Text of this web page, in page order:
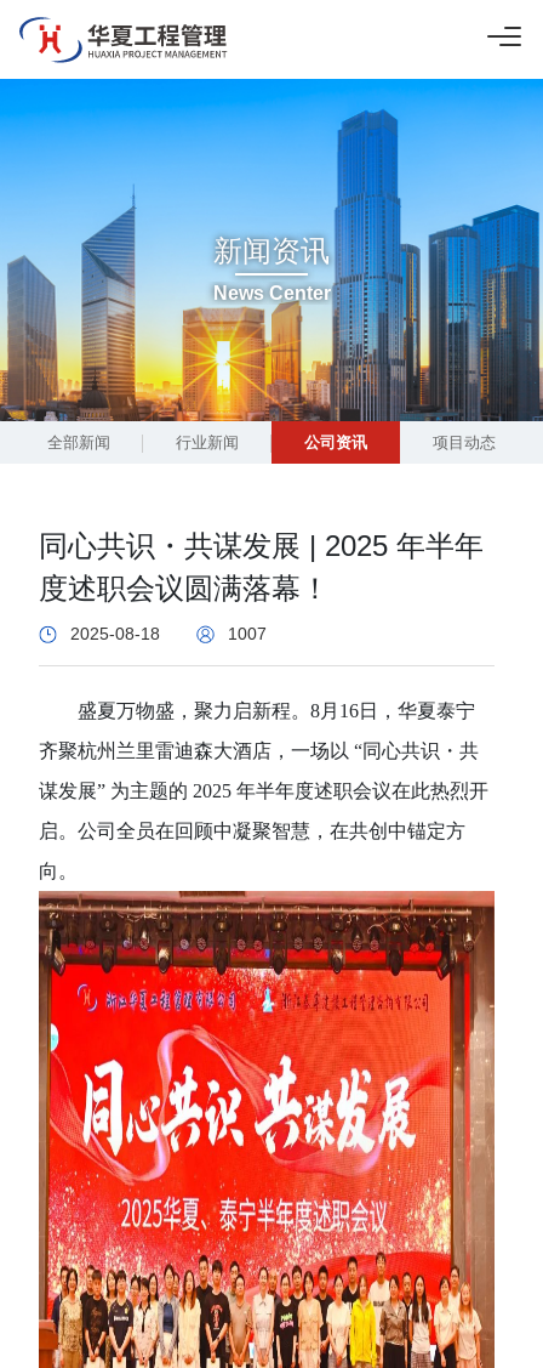
新闻资讯
News Center
全部新闻 行业新闻 公司资讯 项目动态
同心共识・共谋发展 | 2025 年半年
度述职会议圆满落幕！
2025-08-18 1007
盛夏万物盛，聚力启新程。 8月16日，华夏泰宁
齐聚杭州兰里雷迪森大酒店，一场以 “同心共识・共
谋发展” 为主题的 2025 年半年度述职会议在此热烈开
启。公司全员在回顾中凝聚智慧，在共创中锚定方
向。